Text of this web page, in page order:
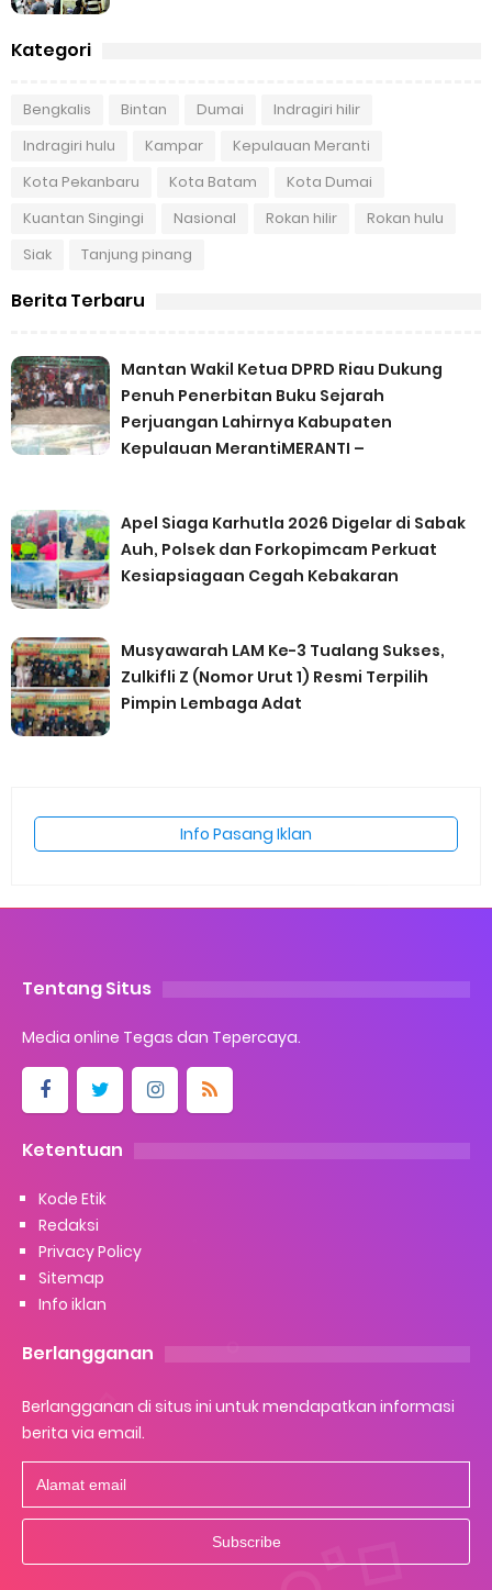
Kategori
Bengkalis Bintan Dumai
Indragiri hilir
Indragiri hulu
Kampar
Kepulauan Meranti
Kota Pekanbaru
Kota Batam
Kota Dumai
Kuantan Singingi
Nasional Rokan hilir
Rokan hulu
Siak
Tanjung pinang
Berita Terbaru
Mantan Wakil Ketua DPRD Riau Dukung
Penuh Penerbitan Buku Sejarah
Perjuangan Lahirnya Kabupaten
Kepulauan MerantiMERANTI –
Apel Siaga Karhutla 2026 Digelar di Sabak
Auh, Polsek dan Forkopimcam Perkuat
Kesiapsiagaan Cegah Kebakaran
Musyawarah LAM Ke-3 Tualang Sukses,
Zulkifli Z (Nomor Urut 1) Resmi Terpilih
Pimpin Lembaga Adat
Info Pasang Iklan
Tentang Situs
Media online Tegas dan Tepercaya.
Ketentuan
Kode Etik
Redaksi
Privacy Policy
Sitemap
Info iklan
Berlangganan
Berlangganan di situs ini untuk mendapatkan informasi
berita via email.